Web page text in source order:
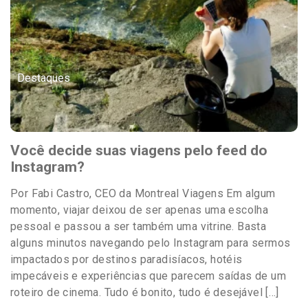
Destaques
Você decide suas viagens pelo feed do
Instagram?
Por Fabi Castro, CEO da Montreal Viagens Em algum
momento, viajar deixou de ser apenas uma escolha
pessoal e passou a ser também uma vitrine. Basta
alguns minutos navegando pelo Instagram para sermos
impactados por destinos paradisíacos, hotéis
impecáveis e experiências que parecem saídas de um
roteiro de cinema. Tudo é bonito, tudo é desejável […]